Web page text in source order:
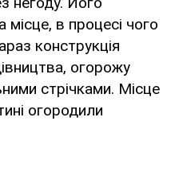
місце, в процесі чого
конструкція
огорожу
стрічками. Місце
огородили